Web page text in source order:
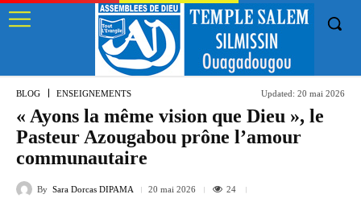
BLOG ENSEIGNEMENTS Updated: 20 mai 2026
« Ayons la même vision que Dieu », le
Pasteur Azougabou prône l’amour
communautaire
By Sara Dorcas DIPAMA 20 mai 2026 24